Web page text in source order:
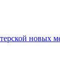
новых